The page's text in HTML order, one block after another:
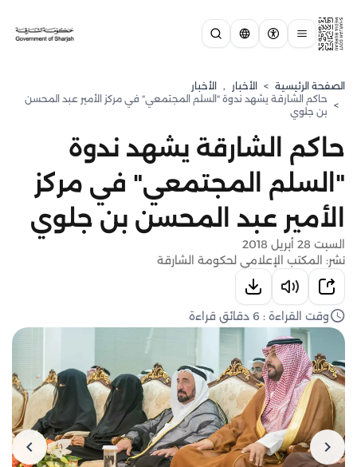
الصفحة الرئيسية > الأخبار , الأخبار
>
حاكم الشارقة يشهد ندوة "السلم المجتمعي" في مركز الأمير عبد المحسن
بن جلوي
حاكم الشارقة يشهد ندوة
"السلم المجتمعي" في مركز
الأمير عبد المحسن بن جلوي
السبت 28 أبريل 2018
نشر: المكتب الإعلامي لحكومة الشارقة
وقت القراءة : 6 دقائق قراءة